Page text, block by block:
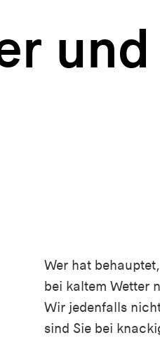
und
Wer hat
bei kaltem Wetter
Wir jedenfalls
sind Sie bei